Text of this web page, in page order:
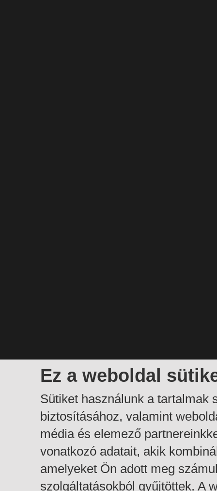
Ez a weboldal
Sütiket használunk a tartalmak
biztosításához, valamint
média és elemező
vonatkozó adatait, akik
amelyeket Ön adott meg
szolgáltatásokból gyűjtöttek. A